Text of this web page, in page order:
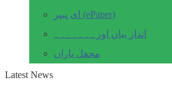
ای پیپر (ePaper)
انداز بیاں اور۔۔۔۔۔۔۔
محفل یاراں
Latest News